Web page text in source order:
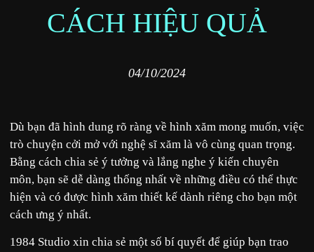
CÁCH HIỆU QUẢ
04/10/2024
Dù bạn đã hình dung rõ ràng về hình xăm mong muốn, việc
trò chuyện cởi mở với nghệ sĩ xăm là vô cùng quan trọng.
Bằng cách chia sẻ ý tưởng và lắng nghe ý kiến chuyên
môn, bạn sẽ dễ dàng thống nhất về những điều có thể thực
hiện và có được hình xăm thiết kế dành riêng cho bạn một
cách ưng ý nhất.
1984 Studio xin chia sẻ một số bí quyết để giúp bạn trao